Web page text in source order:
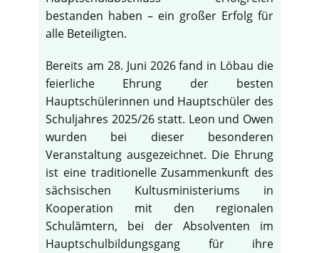
bestanden haben – ein großer Erfolg für
alle Beteiligten.
Bereits am 28. Juni 2026 fand in Löbau die
feierliche Ehrung der besten
Hauptschülerinnen und Hauptschüler des
Schuljahres 2025/26 statt. Leon und Owen
wurden bei dieser besonderen
Veranstaltung ausgezeichnet. Die Ehrung
ist eine traditionelle Zusammenkunft des
sächsischen Kultusministeriums in
Kooperation mit den regionalen
Schulämtern, bei der Absolventen im
Hauptschulbildungsgang für ihre